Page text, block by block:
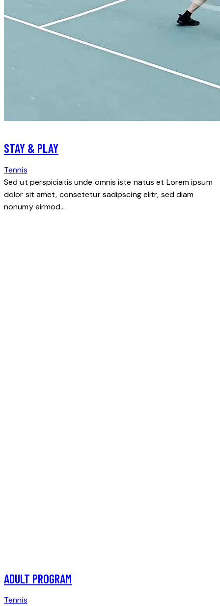
STAY & PLAY
Tennis
Sed ut perspiciatis unde omnis iste natus et Lorem ipsum
dolor sit amet, consetetur sadipscing elitr, sed diam
nonumy eirmod…
ADULT PROGRAM
Tennis